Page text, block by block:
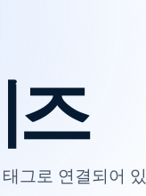
그로 연결되어